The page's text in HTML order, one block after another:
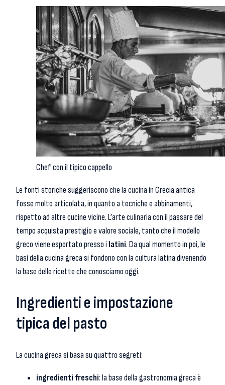
Chef con il tipico cappello
Le fonti storiche suggeriscono che la cucina in Grecia antica
fosse molto articolata, in quanto a tecniche e abbinamenti,
rispetto ad altre cucine vicine. L’arte culinaria con il passare del
tempo acquista prestigio e valore sociale, tanto che il modello
greco viene esportato presso i latini. Da qual momento in poi, le
basi della cucina greca si fondono con la cultura latina divenendo
la base delle ricette che conosciamo oggi.
Ingredienti e impostazione
tipica del pasto
La cucina greca si basa su quattro segreti:
ingredienti freschi: la base della gastronomia greca è